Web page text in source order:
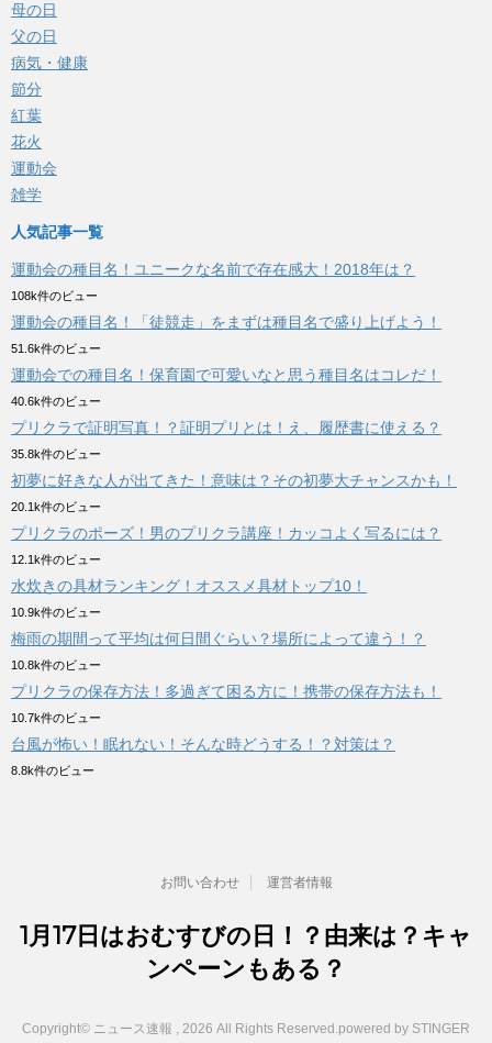
母の日
父の日
病気・健康
節分
紅葉
花火
運動会
雑学
人気記事一覧
運動会の種目名！ユニークな名前で存在感大！2018年は？
108k件のビュー
運動会の種目名！「徒競走」をまずは種目名で盛り上げよう！
51.6k件のビュー
運動会での種目名！保育園で可愛いなと思う種目名はコレだ！
40.6k件のビュー
プリクラで証明写真！？証明プリとは！え、履歴書に使える？
35.8k件のビュー
初夢に好きな人が出てきた！意味は？その初夢大チャンスかも！
20.1k件のビュー
プリクラのポーズ！男のプリクラ講座！カッコよく写るには？
12.1k件のビュー
水炊きの具材ランキング！オススメ具材トップ10！
10.9k件のビュー
梅雨の期間って平均は何日間ぐらい？場所によって違う！？
10.8k件のビュー
プリクラの保存方法！多過ぎて困る方に！携帯の保存方法も！
10.7k件のビュー
台風が怖い！眠れない！そんな時どうする！？対策は？
8.8k件のビュー
お問い合わせ 運営者情報
1月17日はおむすびの日！？由来は？キャ
ンペーンもある？
Copyright© ニュース速報 , 2026 All Rights Reserved.powered by STINGER